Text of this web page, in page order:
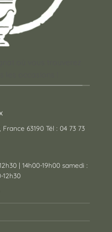
63190 Tél : 04 73 73
| 14h00-19h00 samedi :
12h30